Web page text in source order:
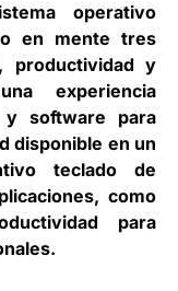
operativo
en mente tres
productividad y
experiencia
y software para
disponible en un
teclado de
como
para